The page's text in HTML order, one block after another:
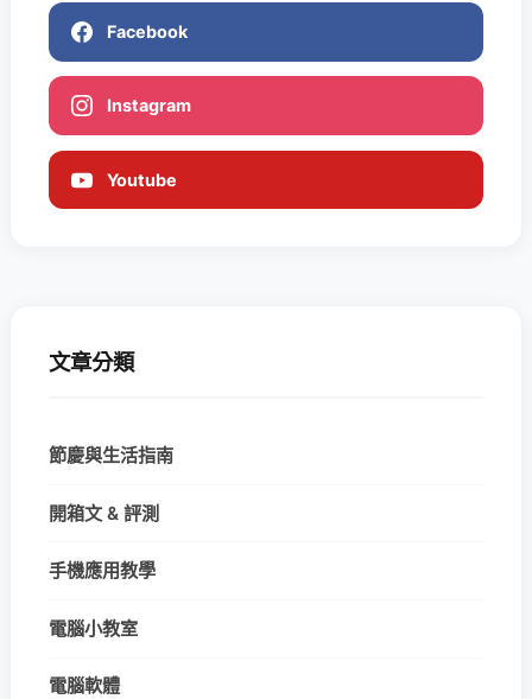
Facebook
Instagram
Youtube
文章分類
節慶與生活指南
開箱文 & 評測
手機應用教學
電腦小教室
電腦軟體